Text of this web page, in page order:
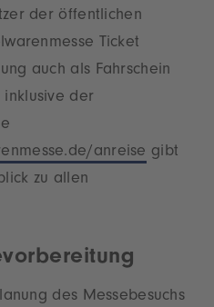
der öffentlichen
Ticket
auch als Fahrschein
der
anreise gibt
zu allen
des Messebesuchs